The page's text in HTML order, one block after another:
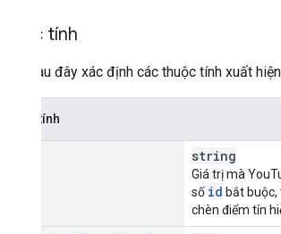
Thuộc tính
Bảng sau đây xác định các thuộc tính xuất
Thuộc tính
string
Giá trị mà
số id bắt
chèn điểm tín